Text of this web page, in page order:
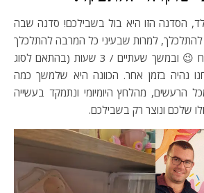
הסדנה הזו היא בול בשבילכם! סדנה שבה
למרות שבעיני כל המרבה להתלכלך
בשוקולד, הרי זה משובח 😉 ובמשך שעתיים / 3 שעות (בהתאם לסוג
נהיה בזמן אחר. הכוונה היא שלמשך כמה
הרעשים, מהלחץ היומיומי ונתמקד בעשייה
שלכם ונוצר רק בשבילכם.